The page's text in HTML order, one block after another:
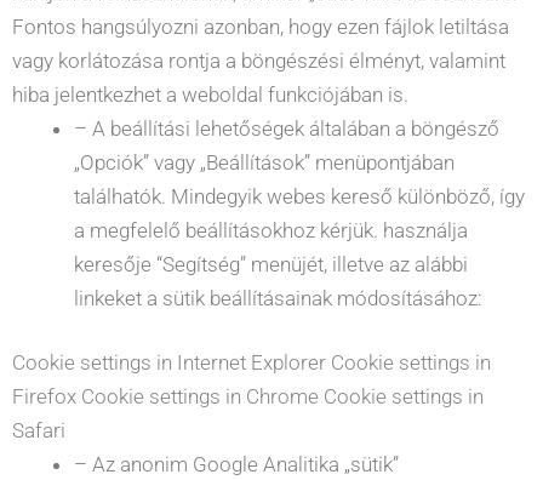
Fontos hangsúlyozni azonban, hogy ezen fájlok letiltása
vagy korlátozása rontja a böngészési élményt, valamint
hiba jelentkezhet a weboldal funkciójában is.
– A beállítási lehetőségek általában a böngésző
„Opciók” vagy „Beállítások” menüpontjában
találhatók. Mindegyik webes kereső különböző, így
a megfelelő beállításokhoz kérjük. használja
keresője “Segítség” menüjét, illetve az alábbi
linkeket a sütik beállításainak módosításához:
Cookie settings in Internet Explorer Cookie settings in
Firefox Cookie settings in Chrome Cookie settings in
Safari
– Az anonim Google Analitika „sütik”